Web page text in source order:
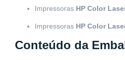
Impressoras HP Color
Impressoras HP Color
Conteúdo da